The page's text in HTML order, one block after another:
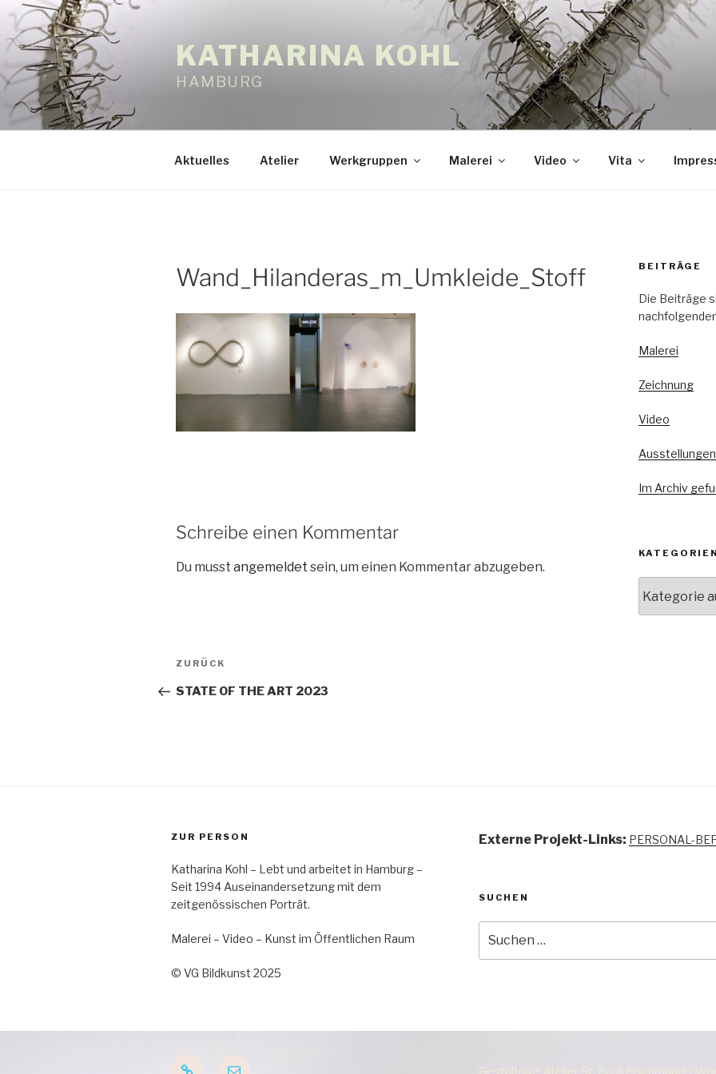
Zum
Inhalt
springen
KATHARINA KOHL
HAMBURG
Aktuelles Atelier Werkgruppen Malerei Video Vita
Wand_Hilanderas_m_Umkleide_Stoff
Schreibe einen Kommentar
Du musst angemeldet sein, um einen Kommentar abzugeben.
Beitragsnavigation
Vorheriger
ZURÜCK
STATE OF THE ART 2023
BEITRÄGE
Die Beiträge
Malerei
Zeichnung
Video
Ausstellungen
Im Archiv
KATEGORIEN
ZUR PERSON
Katharina Kohl – Lebt und arbeitet in Hamburg –
Seit 1994 Auseinandersetzung mit dem
zeitgenössischen Porträt.
Malerei – Video – Kunst im Öffentlichen Raum
© VG Bildkunst 2025
Externe Projekt-Links: PERSONAL-
SUCHEN
nach:
Startseite
E-